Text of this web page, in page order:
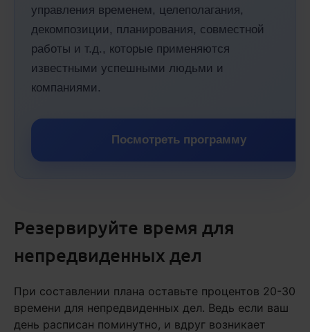
управления временем, целеполагания,
декомпозиции, планирования, совместной
работы и т.д., которые применяются
известными успешными людьми и
компаниями.
Посмотреть программу
Резервируйте время для
непредвиденных дел
При составлении плана оставьте процентов 20-30
времени для непредвиденных дел. Ведь если ваш
день расписан поминутно, и вдруг возникает